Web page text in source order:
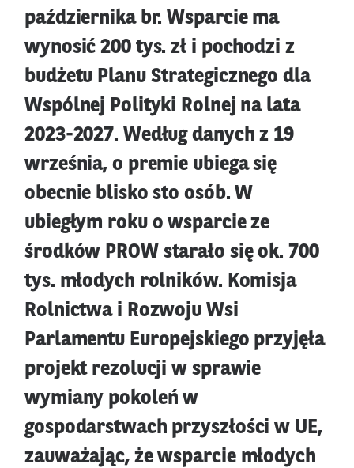
października br. Wsparcie ma
wynosić 200 tys. zł i pochodzi z
budżetu Planu Strategicznego dla
Wspólnej Polityki Rolnej na lata
2023-2027. Według danych z 19
września, o premie ubiega się
obecnie blisko sto osób. W
ubiegłym roku o wsparcie ze
środków PROW starało się ok. 700
tys. młodych rolników. Komisja
Rolnictwa i Rozwoju Wsi
Parlamentu Europejskiego przyjęła
projekt rezolucji w sprawie
wymiany pokoleń w
gospodarstwach przyszłości w UE,
zauważając, że wsparcie młodych